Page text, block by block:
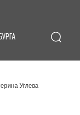
Углева